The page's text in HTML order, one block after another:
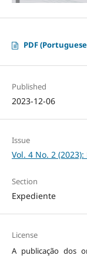
PDF
Published
2023-12-06
Issue
Vol. 4 No. 2
Section
Expediente
License
A publicação dos